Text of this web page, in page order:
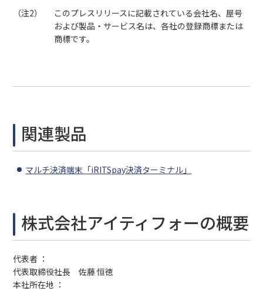
（注2）
このプレスリリースに記載されている会社名、屋号
および製品・サービス名は、各社の登録商標または
商標です。
関連製品
マルチ決済端末「iRITSpay決済ターミナル」
株式会社アイティフォーの概要
代表者 ：
代表取締役社長 佐藤 恒徳
本社所在地 ：